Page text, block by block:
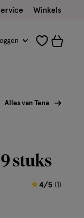
Winkels
Alles van Tena
stuks
4/5 (1)
4